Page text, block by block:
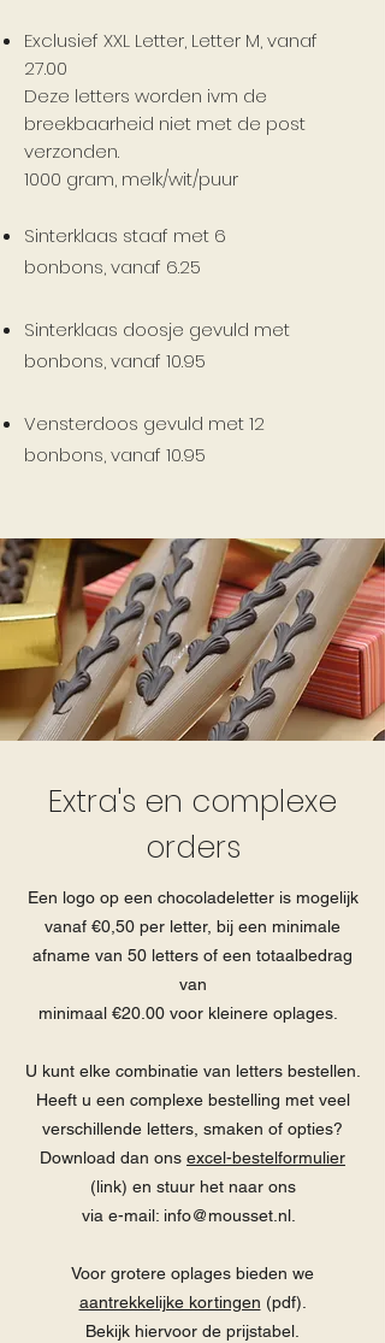
Exclusief XXL Letter, Letter M, vanaf
27.00
Deze letters worden ivm de
breekbaarheid niet met de post
verzonden.
1000 gram, melk/wit/puur
Sinterklaas staaf met 6
bonbons,vanaf 6.25
Sinterklaas doosje gevuld met
bonbons,vanaf 10.95
Vensterdoos gevuld met 12
bonbons,vanaf 10.95
Extra's en complexe
orders
Een logo op een chocoladeletter is mogelijk
vanaf €0,50 per letter, bij een minimale
afname van 50 letters of een totaalbedrag
van
minimaal €20.00 voor kleinere oplages.
U kunt elke combinatie van letters bestellen.
Heeft u een complexe bestelling met veel
verschillende letters, smaken of opties?
Download dan ons excel-bestelformulier
(link) en stuur het naar ons
via e-mail: info@mousset.nl.
Voor grotere oplages bieden we
aantrekkelijke kortingen (pdf).
Bekijk hiervoor de prijstabel.